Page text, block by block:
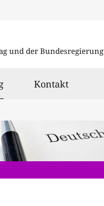
und der Bundesregierung
ausgewählt
Kontakt